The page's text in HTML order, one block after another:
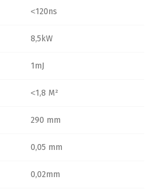
˂120ns
8,5kW
1mJ
˂1,8 M²
290 mm
0,05 mm
0,02mm